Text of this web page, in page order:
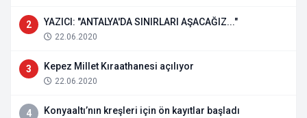
2 YAZICI: "ANTALYA'DA SINIRLARI AŞACAĞIZ..."
22.06.2020
3 Kepez Millet Kıraathanesi açılıyor
22.06.2020
4 Konyaaltı’nın kreşleri için ön kayıtlar başladı